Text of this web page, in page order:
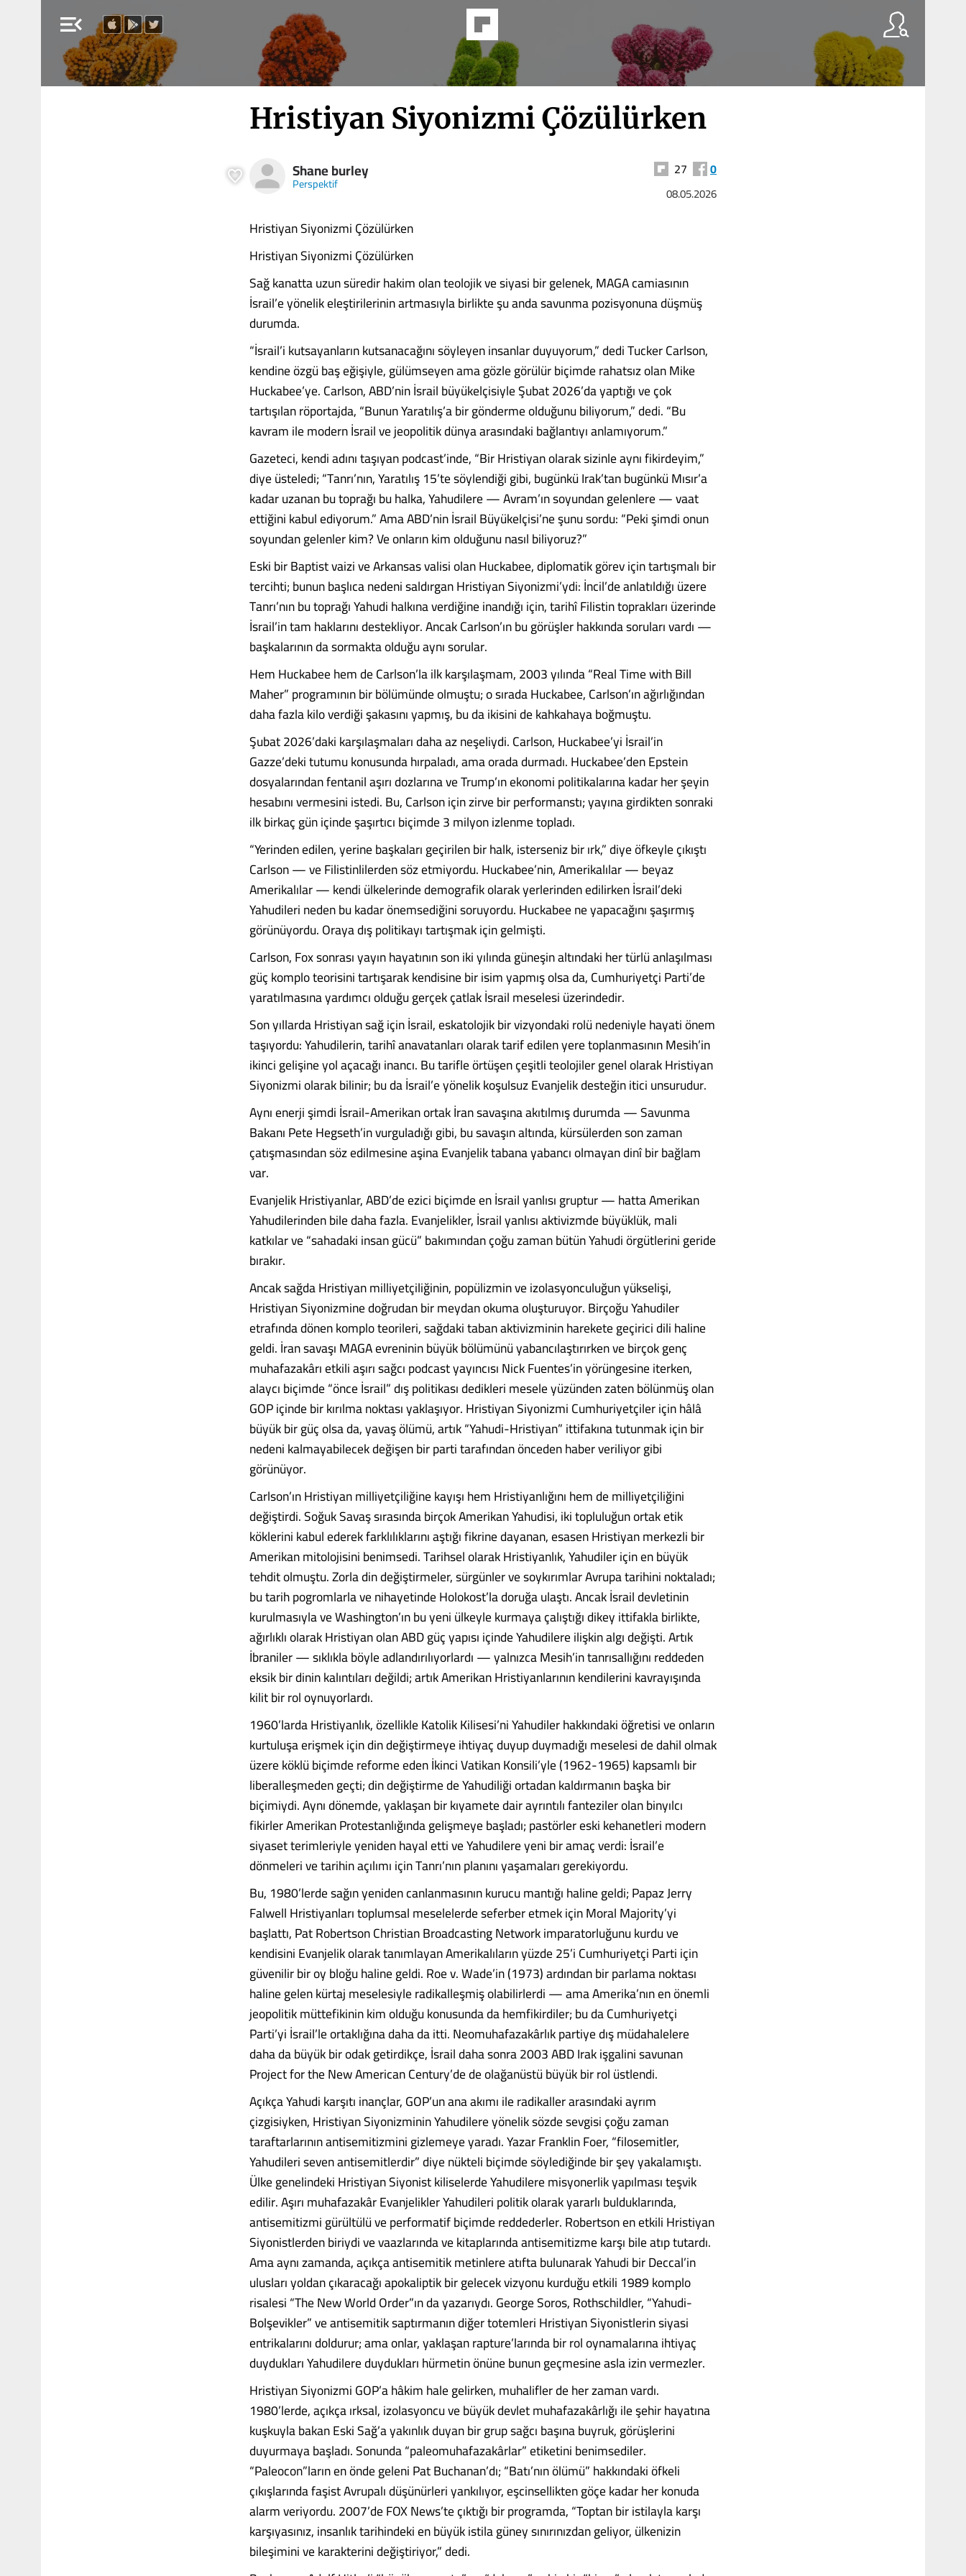
menu_open
Hristiyan Siyonizmi Çözülürken
Shane burley
Perspektif
27 0
08.05.2026
Hristiyan Siyonizmi Çözülürken
Hristiyan Siyonizmi Çözülürken
Sağ kanatta uzun süredir hakim olan teolojik ve siyasi bir gelenek, MAGA camiasının
İsrail’e yönelik eleştirilerinin artmasıyla birlikte şu anda savunma pozisyonuna düşmüş
durumda.
“İsrail’i kutsayanların kutsanacağını söyleyen insanlar duyuyorum,” dedi Tucker Carlson,
kendine özgü baş eğişiyle, gülümseyen ama gözle görülür biçimde rahatsız olan Mike
Huckabee’ye. Carlson, ABD’nin İsrail büyükelçisiyle Şubat 2026’da yaptığı ve çok
tartışılan röportajda, “Bunun Yaratılış’a bir gönderme olduğunu biliyorum,” dedi. “Bu
kavram ile modern İsrail ve jeopolitik dünya arasındaki bağlantıyı anlamıyorum.”
Gazeteci, kendi adını taşıyan podcast’inde, “Bir Hristiyan olarak sizinle aynı fikirdeyim,”
diye üsteledi; “Tanrı’nın, Yaratılış 15’te söylendiği gibi, bugünkü Irak’tan bugünkü Mısır’a
kadar uzanan bu toprağı bu halka, Yahudilere — Avram’ın soyundan gelenlere — vaat
ettiğini kabul ediyorum.” Ama ABD’nin İsrail Büyükelçisi’ne şunu sordu: “Peki şimdi onun
soyundan gelenler kim? Ve onların kim olduğunu nasıl biliyoruz?”
Eski bir Baptist vaizi ve Arkansas valisi olan Huckabee, diplomatik görev için tartışmalı bir
tercihti; bunun başlıca nedeni saldırgan Hristiyan Siyonizmi’ydi: İncil’de anlatıldığı üzere
Tanrı’nın bu toprağı Yahudi halkına verdiğine inandığı için, tarihî Filistin toprakları üzerinde
İsrail’in tam haklarını destekliyor. Ancak Carlson’ın bu görüşler hakkında soruları vardı —
başkalarının da sormakta olduğu aynı sorular.
Hem Huckabee hem de Carlson’la ilk karşılaşmam, 2003 yılında “Real Time with Bill
Maher” programının bir bölümünde olmuştu; o sırada Huckabee, Carlson’ın ağırlığından
daha fazla kilo verdiği şakasını yapmış, bu da ikisini de kahkahaya boğmuştu.
Şubat 2026’daki karşılaşmaları daha az neşeliydi. Carlson, Huckabee’yi İsrail’in
Gazze’deki tutumu konusunda hırpaladı, ama orada durmadı. Huckabee’den Epstein
dosyalarından fentanil aşırı dozlarına ve Trump’ın ekonomi politikalarına kadar her şeyin
hesabını vermesini istedi. Bu, Carlson için zirve bir performanstı; yayına girdikten sonraki
ilk birkaç gün içinde şaşırtıcı biçimde 3 milyon izlenme topladı.
“Yerinden edilen, yerine başkaları geçirilen bir halk, isterseniz bir ırk,” diye öfkeyle çıkıştı
Carlson — ve Filistinlilerden söz etmiyordu. Huckabee’nin, Amerikalılar — beyaz
Amerikalılar — kendi ülkelerinde demografik olarak yerlerinden edilirken İsrail’deki
Yahudileri neden bu kadar önemsediğini soruyordu. Huckabee ne yapacağını şaşırmış
görünüyordu. Oraya dış politikayı tartışmak için gelmişti.
Carlson, Fox sonrası yayın hayatının son iki yılında güneşin altındaki her türlü anlaşılması
güç komplo teorisini tartışarak kendisine bir isim yapmış olsa da, Cumhuriyetçi Parti’de
yaratılmasına yardımcı olduğu gerçek çatlak İsrail meselesi üzerindedir.
Son yıllarda Hristiyan sağ için İsrail, eskatolojik bir vizyondaki rolü nedeniyle hayati önem
taşıyordu: Yahudilerin, tarihî anavatanları olarak tarif edilen yere toplanmasının Mesih’in
ikinci gelişine yol açacağı inancı. Bu tarifle örtüşen çeşitli teolojiler genel olarak Hristiyan
Siyonizmi olarak bilinir; bu da İsrail’e yönelik koşulsuz Evanjelik desteğin itici unsurudur.
Aynı enerji şimdi İsrail-Amerikan ortak İran savaşına akıtılmış durumda — Savunma
Bakanı Pete Hegseth’in vurguladığı gibi, bu savaşın altında, kürsülerden son zaman
çatışmasından söz edilmesine aşina Evanjelik tabana yabancı olmayan dinî bir bağlam
var.
Evanjelik Hristiyanlar, ABD’de ezici biçimde en İsrail yanlısı gruptur — hatta Amerikan
Yahudilerinden bile daha fazla. Evanjelikler, İsrail yanlısı aktivizmde büyüklük, mali
katkılar ve “sahadaki insan gücü” bakımından çoğu zaman bütün Yahudi örgütlerini geride
bırakır.
Ancak sağda Hristiyan milliyetçiliğinin, popülizmin ve izolasyonculuğun yükselişi,
Hristiyan Siyonizmine doğrudan bir meydan okuma oluşturuyor. Birçoğu Yahudiler
etrafında dönen komplo teorileri, sağdaki taban aktivizminin harekete geçirici dili haline
geldi. İran savaşı MAGA evreninin büyük bölümünü yabancılaştırırken ve birçok genç
muhafazakârı etkili aşırı sağcı podcast yayıncısı Nick Fuentes’in yörüngesine iterken,
alaycı biçimde “önce İsrail” dış politikası dedikleri mesele yüzünden zaten bölünmüş olan
GOP içinde bir kırılma noktası yaklaşıyor. Hristiyan Siyonizmi Cumhuriyetçiler için hâlâ
büyük bir güç olsa da, yavaş ölümü, artık “Yahudi-Hristiyan” ittifakına tutunmak için bir
nedeni kalmayabilecek değişen bir parti tarafından önceden haber veriliyor gibi
görünüyor.
Carlson’ın Hristiyan milliyetçiliğine kayışı hem Hristiyanlığını hem de milliyetçiliğini
değiştirdi. Soğuk Savaş sırasında birçok Amerikan Yahudisi, iki topluluğun ortak etik
köklerini kabul ederek farklılıklarını aştığı fikrine dayanan, esasen Hristiyan merkezli bir
Amerikan mitolojisini benimsedi. Tarihsel olarak Hristiyanlık, Yahudiler için en büyük
tehdit olmuştu. Zorla din değiştirmeler, sürgünler ve soykırımlar Avrupa tarihini noktaladı;
bu tarih pogromlarla ve nihayetinde Holokost’la doruğa ulaştı. Ancak İsrail devletinin
kurulmasıyla ve Washington’ın bu yeni ülkeyle kurmaya çalıştığı dikey ittifakla birlikte,
ağırlıklı olarak Hristiyan olan ABD güç yapısı içinde Yahudilere ilişkin algı değişti. Artık
İbraniler — sıklıkla böyle adlandırılıyorlardı — yalnızca Mesih’in tanrısallığını reddeden
eksik bir dinin kalıntıları değildi; artık Amerikan Hristiyanlarının kendilerini kavrayışında
kilit bir rol oynuyorlardı.
1960’larda Hristiyanlık, özellikle Katolik Kilisesi’ni Yahudiler hakkındaki öğretisi ve onların
kurtuluşa erişmek için din değiştirmeye ihtiyaç duyup duymadığı meselesi de dahil olmak
üzere köklü biçimde reforme eden İkinci Vatikan Konsili’yle (1962-1965) kapsamlı bir
liberalleşmeden geçti; din değiştirme de Yahudiliği ortadan kaldırmanın başka bir
biçimiydi. Aynı dönemde, yaklaşan bir kıyamete dair ayrıntılı fanteziler olan binyılcı
fikirler Amerikan Protestanlığında gelişmeye başladı; pastörler eski kehanetleri modern
siyaset terimleriyle yeniden hayal etti ve Yahudilere yeni bir amaç verdi: İsrail’e
dönmeleri ve tarihin açılımı için Tanrı’nın planını yaşamaları gerekiyordu.
Bu, 1980’lerde sağın yeniden canlanmasının kurucu mantığı haline geldi; Papaz Jerry
Falwell Hristiyanları toplumsal meselelerde seferber etmek için Moral Majority’yi
başlattı, Pat Robertson Christian Broadcasting Network imparatorluğunu kurdu ve
kendisini Evanjelik olarak tanımlayan Amerikalıların yüzde 25’i Cumhuriyetçi Parti için
güvenilir bir oy bloğu haline geldi. Roe v. Wade’in (1973) ardından bir parlama noktası
haline gelen kürtaj meselesiyle radikalleşmiş olabilirlerdi — ama Amerika’nın en önemli
jeopolitik müttefikinin kim olduğu konusunda da hemfikirdiler; bu da Cumhuriyetçi
Parti’yi İsrail’le ortaklığına daha da itti. Neomuhafazakârlık partiye dış müdahalelere
daha da büyük bir odak getirdikçe, İsrail daha sonra 2003 ABD Irak işgalini savunan
Project for the New American Century’de de olağanüstü büyük bir rol üstlendi.
Açıkça Yahudi karşıtı inançlar, GOP’un ana akımı ile radikaller arasındaki ayrım
çizgisiyken, Hristiyan Siyonizminin Yahudilere yönelik sözde sevgisi çoğu zaman
taraftarlarının antisemitizmini gizlemeye yaradı. Yazar Franklin Foer, “filosemitler,
Yahudileri seven antisemitlerdir” diye nükteli biçimde söylediğinde bir şey yakalamıştı.
Ülke genelindeki Hristiyan Siyonist kiliselerde Yahudilere misyonerlik yapılması teşvik
edilir. Aşırı muhafazakâr Evanjelikler Yahudileri politik olarak yararlı bulduklarında,
antisemitizmi gürültülü ve performatif biçimde reddederler. Robertson en etkili Hristiyan
Siyonistlerden biriydi ve vaazlarında ve kitaplarında antisemitizme karşı bile atıp tutardı.
Ama aynı zamanda, açıkça antisemitik metinlere atıfta bulunarak Yahudi bir Deccal’in
ulusları yoldan çıkaracağı apokaliptik bir gelecek vizyonu kurduğu etkili 1989 komplo
risalesi “The New World Order”ın da yazarıydı. George Soros, Rothschildler, “Yahudi-
Bolşevikler” ve antisemitik saptırmanın diğer totemleri Hristiyan Siyonistlerin siyasi
entrikalarını doldurur; ama onlar, yaklaşan rapture’larında bir rol oynamalarına ihtiyaç
duydukları Yahudilere duydukları hürmetin önüne bunun geçmesine asla izin vermezler.
Hristiyan Siyonizmi GOP’a hâkim hale gelirken, muhalifler de her zaman vardı.
1980’lerde, açıkça ırksal, izolasyoncu ve büyük devlet muhafazakârlığı ile şehir hayatına
kuşkuyla bakan Eski Sağ’a yakınlık duyan bir grup sağcı başına buyruk, görüşlerini
duyurmaya başladı. Sonunda “paleomuhafazakârlar” etiketini benimsediler.
“Paleocon”ların en önde geleni Pat Buchanan’dı; “Batı’nın ölümü” hakkındaki öfkeli
çıkışlarında faşist Avrupalı düşünürleri yankılıyor, eşcinsellikten göçe kadar her konuda
alarm veriyordu. 2007’de FOX News’te çıktığı bir programda, “Toptan bir istilayla karşı
karşıyasınız, insanlık tarihindeki en büyük istila güney sınırınızdan geliyor, ülkenizin
bileşimini ve karakterini değiştiriyor,” dedi.